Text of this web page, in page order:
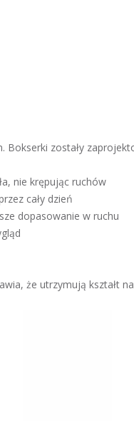
zostały
nie krępując ruchów
cały dzień
dopasowanie w ruchu
że utrzymują kształt